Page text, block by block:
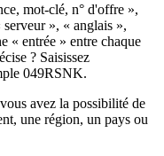
mot-clé, n° d'offre »,
», « anglais »,
« entrée » entre chaque
? Saisissez
049RSNK.
avez la possibilité de
une région, un pays ou